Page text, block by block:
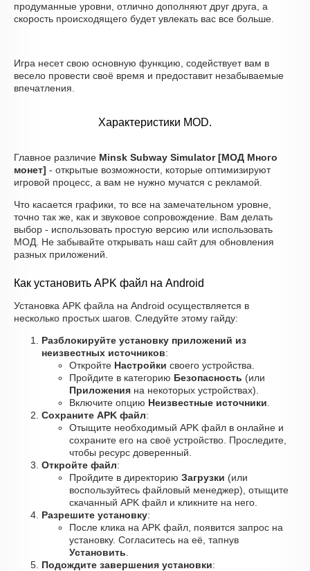
продуманные уровни, отлично дополняют друг друга, а
скорость происходящего будет увлекать вас все больше.
Игра несет свою основную функцию, содействует вам в
весело провести своё время и предоставит незабываемые
впечатления.
Характеристики MOD.
Главное различие Minsk Subway Simulator [МОД Много
монет] - открытые возможности, которые оптимизируют
игровой процесс, а вам не нужно мучатся с рекламой.
Что касается графики, то все на замечательном уровне,
точно так же, как и звуковое сопровождение. Вам делать
выбор - использовать простую версию или использовать
МОД. Не забывайте открывать наш сайт для обновления
разных приложений.
Как установить APK файл на Android
Установка APK файла на Android осуществляется в
несколько простых шагов. Следуйте этому гайду:
Разблокируйте установку приложений из
неизвестных источников:
Откройте Настройки своего устройства.
Пройдите в категорию Безопасность (или
Приложения на некоторых устройствах).
Включите опцию Неизвестные источники
Сохраните APK файл:
Отыщите необходимый APK файл в онлайне и
сохраните его на своё устройство. Проследите,
чтобы ресурс доверенный.
Откройте файл:
Пройдите в директорию Загрузки (или
воспользуйтесь файловый менеджер), отыщите
скачанный APK файл и кликните на него.
Разрешите установку:
После клика на APK файл, появится запрос на
установку. Согласитесь на её, тапнув
Установить
Подождите завершения установки: